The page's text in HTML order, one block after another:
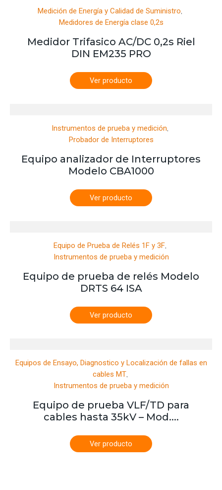
Medición de Energía y Calidad de Suministro,
Medidores de Energía clase 0,2s
Medidor Trifasico AC/DC 0,2s Riel
DIN EM235 PRO
Ver producto
Instrumentos de prueba y medición,
Probador de Interruptores
Equipo analizador de Interruptores
Modelo CBA1000
Ver producto
Equipo de Prueba de Relés 1F y 3F,
Instrumentos de prueba y medición
Equipo de prueba de relés Modelo
DRTS 64 ISA
Ver producto
Equipos de Ensayo, Diagnostico y Localización de fallas en
cables MT,
Instrumentos de prueba y medición
Equipo de prueba VLF/TD para
cables hasta 35kV – Mod....
Ver producto